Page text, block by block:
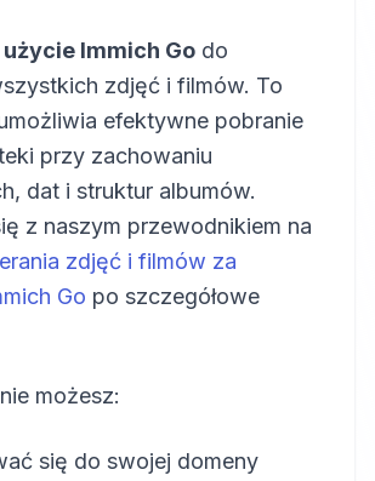
Immich Go do
zdjęć i filmów. To
efektywne pobranie
przy zachowaniu
dat i struktur albumów.
z naszym przewodnikiem na
zdjęć i filmów za
Go po szczegółowe
możesz:
się do swojej domeny